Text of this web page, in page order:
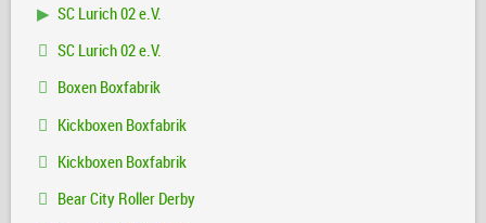
SC Lurich 02 e.V.
SC Lurich 02 e.V.
Boxen Boxfabrik
Kickboxen Boxfabrik
Kickboxen Boxfabrik
Bear City Roller Derby